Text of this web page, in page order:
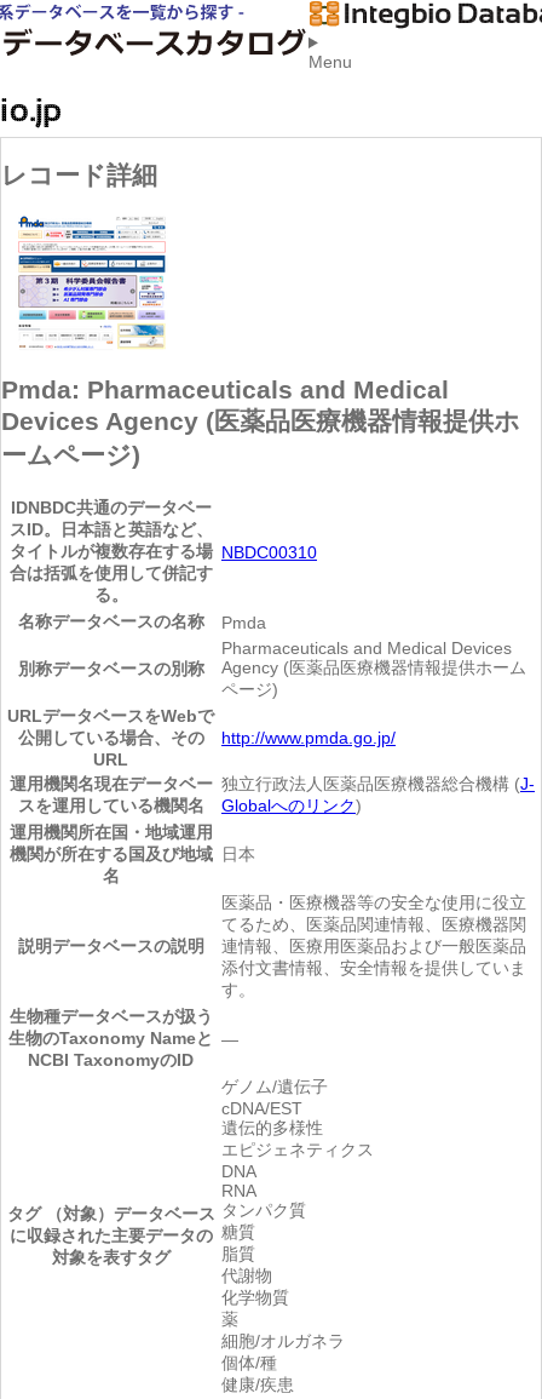
Menu
レコード詳細
Pmda: Pharmaceuticals and Medical
Devices Agency (医薬品医療機器情報提供ホ
ームページ)
IDNBDC共通のデータベー
スID。日本語と英語など、
タイトルが複数存在する場
合は括弧を使用して併記す
る。
NBDC00310
名称データベースの名称 Pmda
別称データベースの別称
Pharmaceuticals and Medical Devices
Agency (医薬品医療機器情報提供ホーム
ページ)
URLデータベースをWebで
公開している場合、その
URL
http://www.pmda.go.jp/
運用機関名現在データベー
スを運用している機関名
独立行政法人医薬品医療機器総合機構 (J-
Globalへのリンク)
運用機関所在国・地域運用
機関が所在する国及び地域
名
日本
説明データベースの説明
医薬品・医療機器等の安全な使用に役立
てるため、医薬品関連情報、医療機器関
連情報、医療用医薬品および一般医薬品
添付文書情報、安全情報を提供していま
す。
生物種データベースが扱う
生物のTaxonomy Nameと
NCBI TaxonomyのID
―
タグ （対象） データベース
に収録された主要データの
対象を表すタグ
ゲノム/遺伝子
cDNA/EST
遺伝的多様性
エピジェネティクス
DNA
RNA
タンパク質
糖質
脂質
代謝物
化学物質
薬
細胞/オルガネラ
個体/種
健康/疾患